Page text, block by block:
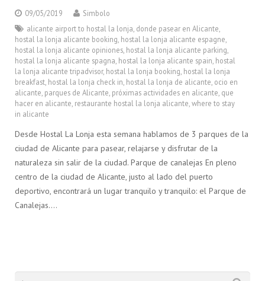
09/05/2019
Simbolo
alicante airport to hostal la lonja donde pasear en Alicante
hostal la lonja alicante booking hostal la lonja alicante espagne
hostal la lonja alicante opiniones hostal la lonja alicante parking
hostal la lonja alicante spagna hostal la lonja alicante spain hostal
la lonja alicante tripadvisor, hostal la lonja booking hostal la lonja
breakfast hostal la lonja check in hostal la lonja de alicante ocio en
alicante parques de Alicante próximas actividades en alicante que
hacer en alicante restaurante hostal la lonja alicante where to stay
in alicante
Desde Hostal La Lonja esta semana hablamos de 3 parques de la
ciudad de Alicante para pasear, relajarse y disfrutar de la
naturaleza sin salir de la ciudad. Parque de canalejas En pleno
centro de la ciudad de Alicante, justo al lado del puerto
deportivo, encontrará un lugar tranquilo y tranquilo: el Parque de
Canalejas….